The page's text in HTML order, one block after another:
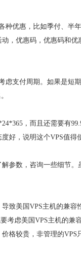
优惠，比如季付、半
，优惠码，优惠码和
虑支付周期。如果是短
，而且还需要有
好，说明这个VPS值得
参数，咨询一些细节
致美国VPS主机的兼
考虑美国VPS主机的兼
格较贵，非管理的